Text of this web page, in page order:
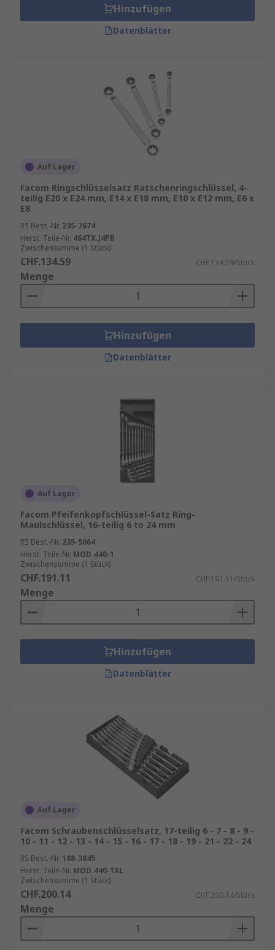
Hinzufügen
Datenblätter
Auf Lager
Facom Ringschlüsselsatz Ratschenringschlüssel, 4-
teilig E20 x E24 mm, E14 x E18 mm, E10 x E12 mm, E6 x
E8
RS Best.-Nr. 235-7674
Herst. Teile-Nr. 464TX.J4PB
Zwischensumme (1 Stück)
CHF.134.59 CHF.134.59/Stück
Menge
Hinzufügen
Datenblätter
Auf Lager
Facom Pfeifenkopfschlüssel-Satz Ring-
Maulschlüssel, 16-teilig 6 to 24 mm
RS Best.-Nr. 235-5064
Herst. Teile-Nr. MOD.440-1
Zwischensumme (1 Stück)
CHF.191.11 CHF.191.11/Stück
Menge
Hinzufügen
Datenblätter
Auf Lager
Facom Schraubenschlüsselsatz, 17-teilig 6 - 7 - 8 - 9 -
10 - 11 - 12 - 13 - 14 - 15 - 16 - 17 - 18 - 19 - 21 - 22 - 24
RS Best.-Nr. 188-3845
Herst. Teile-Nr. MOD.440-1XL
Zwischensumme (1 Stück)
CHF.200.14 CHF.200.14/Stück
Menge